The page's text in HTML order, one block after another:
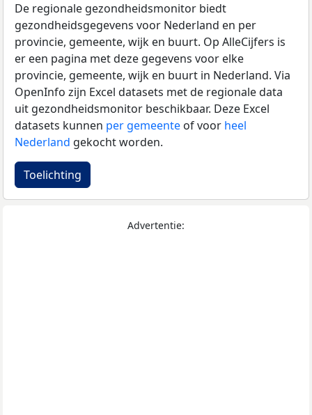
De regionale gezondheidsmonitor biedt
gezondheidsgegevens voor Nederland en per
provincie, gemeente, wijk en buurt. Op AlleCijfers is
er een pagina met deze gegevens voor elke
provincie, gemeente, wijk en buurt in Nederland. Via
OpenInfo zijn Excel datasets met de regionale data
uit gezondheidsmonitor beschikbaar. Deze Excel
datasets kunnen per gemeente of voor heel
Nederland gekocht worden.
Toelichting
Advertentie: